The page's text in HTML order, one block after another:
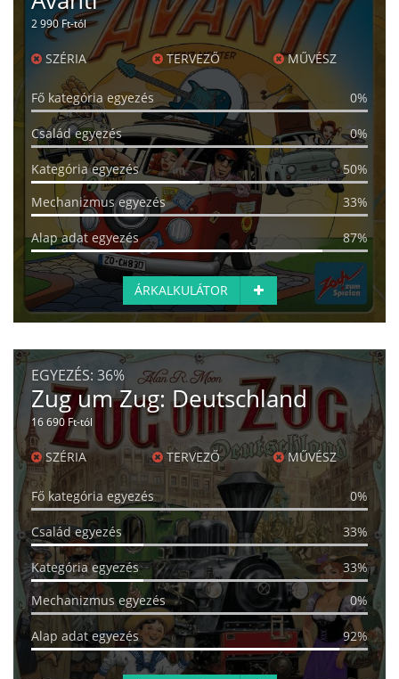
2 990 Ft-tól
SZÉRIA TERVEZŐ MŰVÉSZ
Fő kategória egyezés 0%
Család egyezés 0%
Kategória egyezés
50%
Mechanizmus egyezés
33%
Alap adat egyezés 87%
ÁRKALKULÁTOR
EGYEZÉS: 36%
Zug um Zug: Deutschland
16 690 Ft-tól
SZÉRIA TERVEZŐ MŰVÉSZ
Fő kategória egyezés 0%
Család egyezés 33%
Kategória egyezés
33%
Mechanizmus egyezés
0%
Alap adat egyezés 92%